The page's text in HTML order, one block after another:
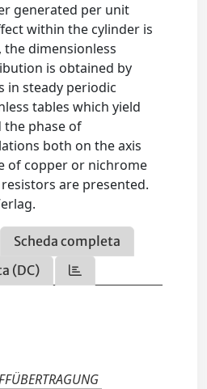
generated per unit
within the cylinder is
dimensionless
is obtained by
in steady periodic
tables which yield
phase of
both on the axis
of copper or nichrome
are presented.
Scheda completa
(DC)